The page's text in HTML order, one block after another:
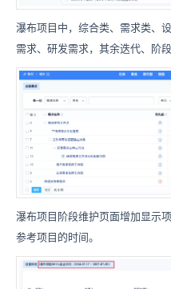
瀑布项目中，综合类、需求类、
需求、研发需求，其余迭代、阶
瀑布项目阶段维护页面增加显示
参考项目的时间。